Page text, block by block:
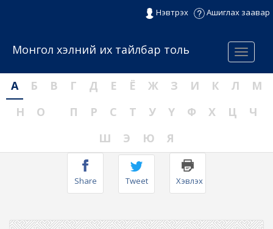
Нэвтрэх Ашиглах заавар
Menu
Монгол хэлний их тайлбар толь
А Б В Г Д Е Ё Ж З И К Л
М
Н
О П Р С Т У Ү Ф Х Ц
Ч
Ш
Э Ю Я
Share Tweet Хэвлэх